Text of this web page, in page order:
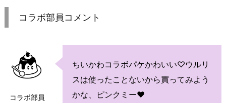
コラボ部員コメント
コラボ部員
ちいかわコラボパケかわいい♡ウルリ
スは使ったことないから買ってみよう
かな、ピンクミー♥